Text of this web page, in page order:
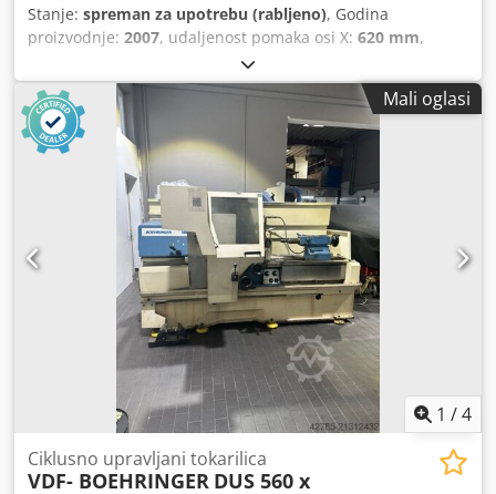
Stanje: spreman za upotrebu (rabljeno), Godina
proizvodnje: 2007, udaljenost pomaka osi X: 620 mm,
, Promjer šipke (maks.):
proizvođač kontrolera:SIEMENS, model upravljača:840D,
broj osovina: 3
, Horizontalni tokarski stroj proizveden 2007.
godine. Ovaj BOEHRINGER VDF 400 CM ima steznu glavu
od 500 mm i pogonski alat za poboljšanu svestranost. Nudi
impresivan pomak X-osi od 620 mm i pomak Y-osi od 2000
mm. Ako tražite visokokvalitetne mogućnosti tokarenja,
razmislite o stroju BOEHRINGER VDF 400 CM koji imamo na
prodaju. Kontaktirajte nas za više detalja. • Promjer stezne
glave: 500 mm Technical Specification Driven Tools Yes
Counter Spindle No Cedoy Enlljpfx Ab Uorf
Mali oglasi
1 /4
Ciklusno upravljani tokarilica
VDF- BOEHRINGER DUS 560 x